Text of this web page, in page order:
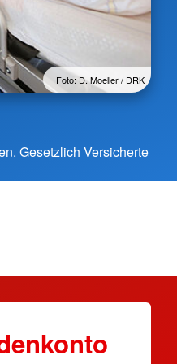
Foto: D. Moeller / DRK
Gesetzlich Versicherte